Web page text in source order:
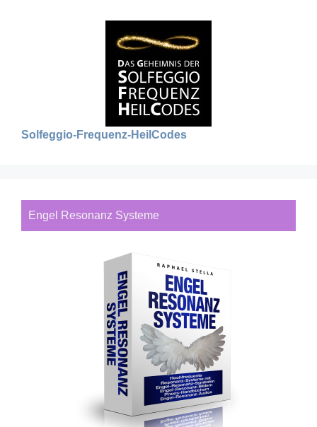
Solfeggio-Frequenz-HeilCodes
Engel Resonanz Systeme